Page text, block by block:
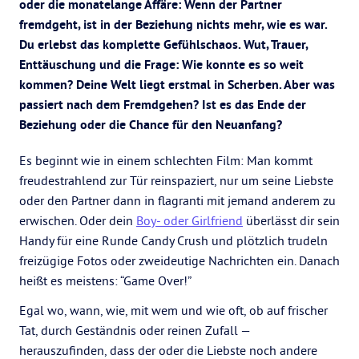
oder die monatelange Affäre: Wenn der Partner
fremdgeht, ist in der Beziehung nichts mehr, wie es war.
Du erlebst das komplette Gefühlschaos. Wut, Trauer,
Enttäuschung und die Frage: Wie konnte es so weit
kommen? Deine Welt liegt erstmal in Scherben. Aber was
passiert nach dem Fremdgehen? Ist es das Ende der
Beziehung oder die Chance für den Neuanfang?
Es beginnt wie in einem schlechten Film: Man kommt
freudestrahlend zur Tür reinspaziert, nur um seine Liebste
oder den Partner dann in flagranti mit jemand anderem zu
erwischen. Oder dein Boy- oder Girlfriend überlässt dir sein
Handy für eine Runde Candy Crush und plötzlich trudeln
freizügige Fotos oder zweideutige Nachrichten ein. Danach
heißt es meistens: “Game Over!”
Egal wo, wann, wie, mit wem und wie oft, ob auf frischer
Tat, durch Geständnis oder reinen Zufall —
herauszufinden, dass der oder die Liebste noch andere